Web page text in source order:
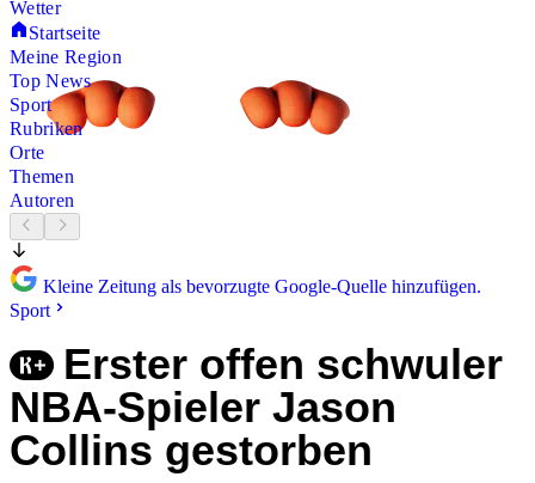
Wetter
Startseite
Meine Region
Top News
Sport
Rubriken
Orte
Themen
Autoren
Kleine Zeitung als bevorzugte Google-Quelle hinzufügen.
Sport
Erster offen schwuler
NBA-Spieler Jason
Collins gestorben